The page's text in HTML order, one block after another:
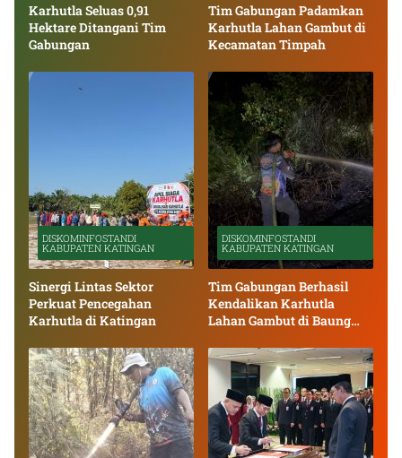
Karhutla Seluas 0,91
Hektare Ditangani Tim
Gabungan
Tim Gabungan Padamkan
Karhutla Lahan Gambut di
Kecamatan Timpah
DISKOMINFOSTANDI
KABUPATEN KATINGAN
Sinergi Lintas Sektor
Perkuat Pencegahan
Karhutla di Katingan
DISKOMINFOSTANDI
KABUPATEN KATINGAN
Tim Gabungan Berhasil
Kendalikan Karhutla
Lahan Gambut di Baung